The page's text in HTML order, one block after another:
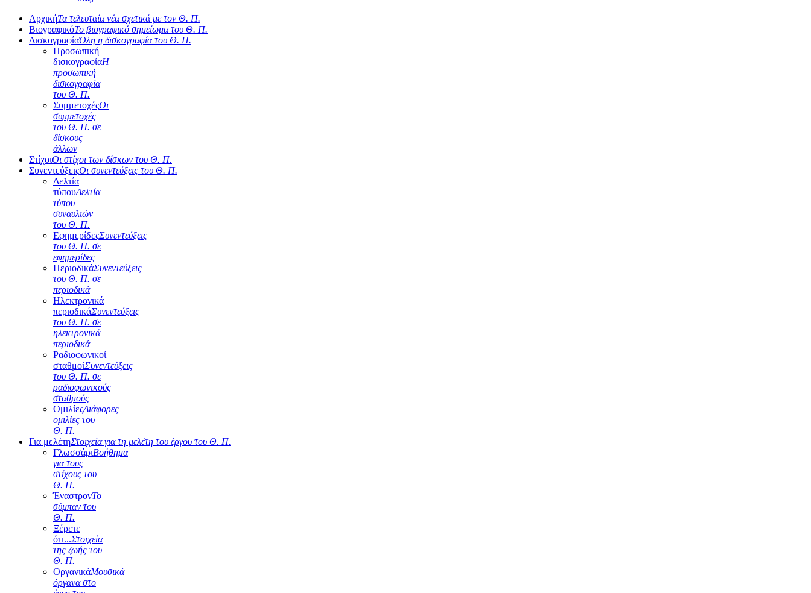
ΑρχικήΤα τελευταία νέα σχετικά με τον Θ. Π.
ΒιογραφικόΤο βιογραφικό σημείωμα του Θ. Π.
ΔισκογραφίαΌλη η δισκογραφία του Θ. Π.
Προσωπική
δισκογραφίαΗ
προσωπική
δισκογραφία
του Θ. Π.
ΣυμμετοχέςΟι
συμμετοχές
του Θ. Π. σε
δίσκους
άλλων
ΣτίχοιΟι στίχοι των δίσκων του Θ. Π.
ΣυνεντεύξειςΟι συνεντεύξεις του Θ. Π.
Δελτία
τύπουΔελτία
τύπου
συναυλιών
του Θ. Π.
ΕφημερίδεςΣυνεντεύξεις
του Θ. Π. σε
εφημερίδες
ΠεριοδικάΣυνεντεύξεις
του Θ. Π. σε
περιοδικά
Ηλεκτρονικά
περιοδικάΣυνεντεύξεις
του Θ. Π. σε
ηλεκτρονικά
περιοδικά
Ραδιοφωνικοί
σταθμοίΣυνεντεύξεις
του Θ. Π. σε
ραδιοφωνικούς
σταθμούς
ΟμιλίεςΔιάφορες
ομιλίες του
Θ. Π.
Για μελέτηΣτοιχεία για τη μελέτη του έργου του Θ. Π.
ΓλωσσάριΒοήθημα
για τους
στίχους του
Θ. Π.
ΈναστρονΤο
σύμπαν του
Θ. Π.
Ξέρετε
ότι...Στοιχεία
της ζωής του
Θ. Π.
ΟργανικάΜουσικά
όργανα στο